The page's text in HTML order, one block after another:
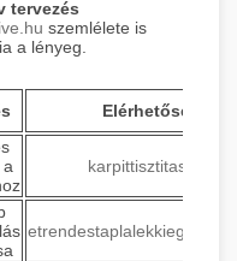
tervezés
szemlélete is
a lényeg.
Elérhetőség
karpittisztitas.org